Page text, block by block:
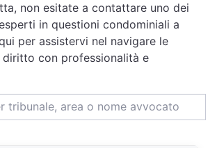
non esitate a contattare uno dei
in questioni condominiali a
per assistervi nel navigare le
con professionalità e